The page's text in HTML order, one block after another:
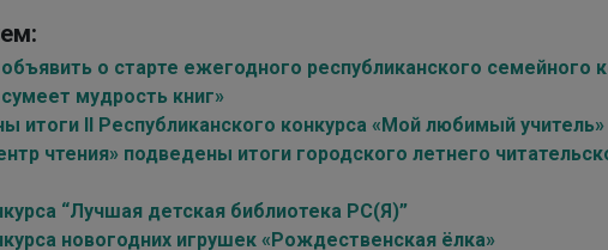
о старте ежегодного республиканского семейного
мудрость книг»
итоги II Республиканского конкурса «Мой любимый учитель»
чтения» подведены итоги городского летнего
“Лучшая детская библиотека РС(Я)”
новогодних игрушек «Рождественская ёлка»